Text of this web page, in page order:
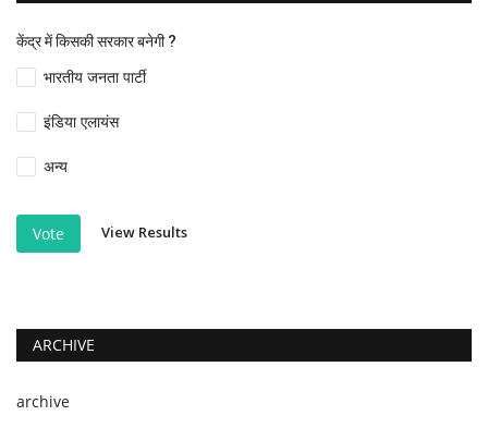
केंद्र में किसकी सरकार बनेगी ?
भारतीय जनता पार्टी
इंडिया एलायंस
अन्य
Vote View Results
ARCHIVE
archive